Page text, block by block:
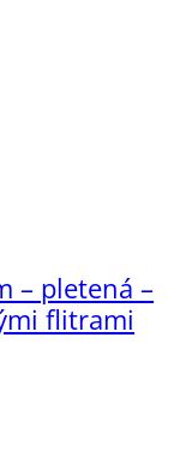
– pletená –
flitrami